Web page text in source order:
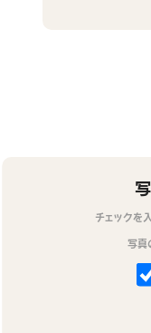
チェックを
写真